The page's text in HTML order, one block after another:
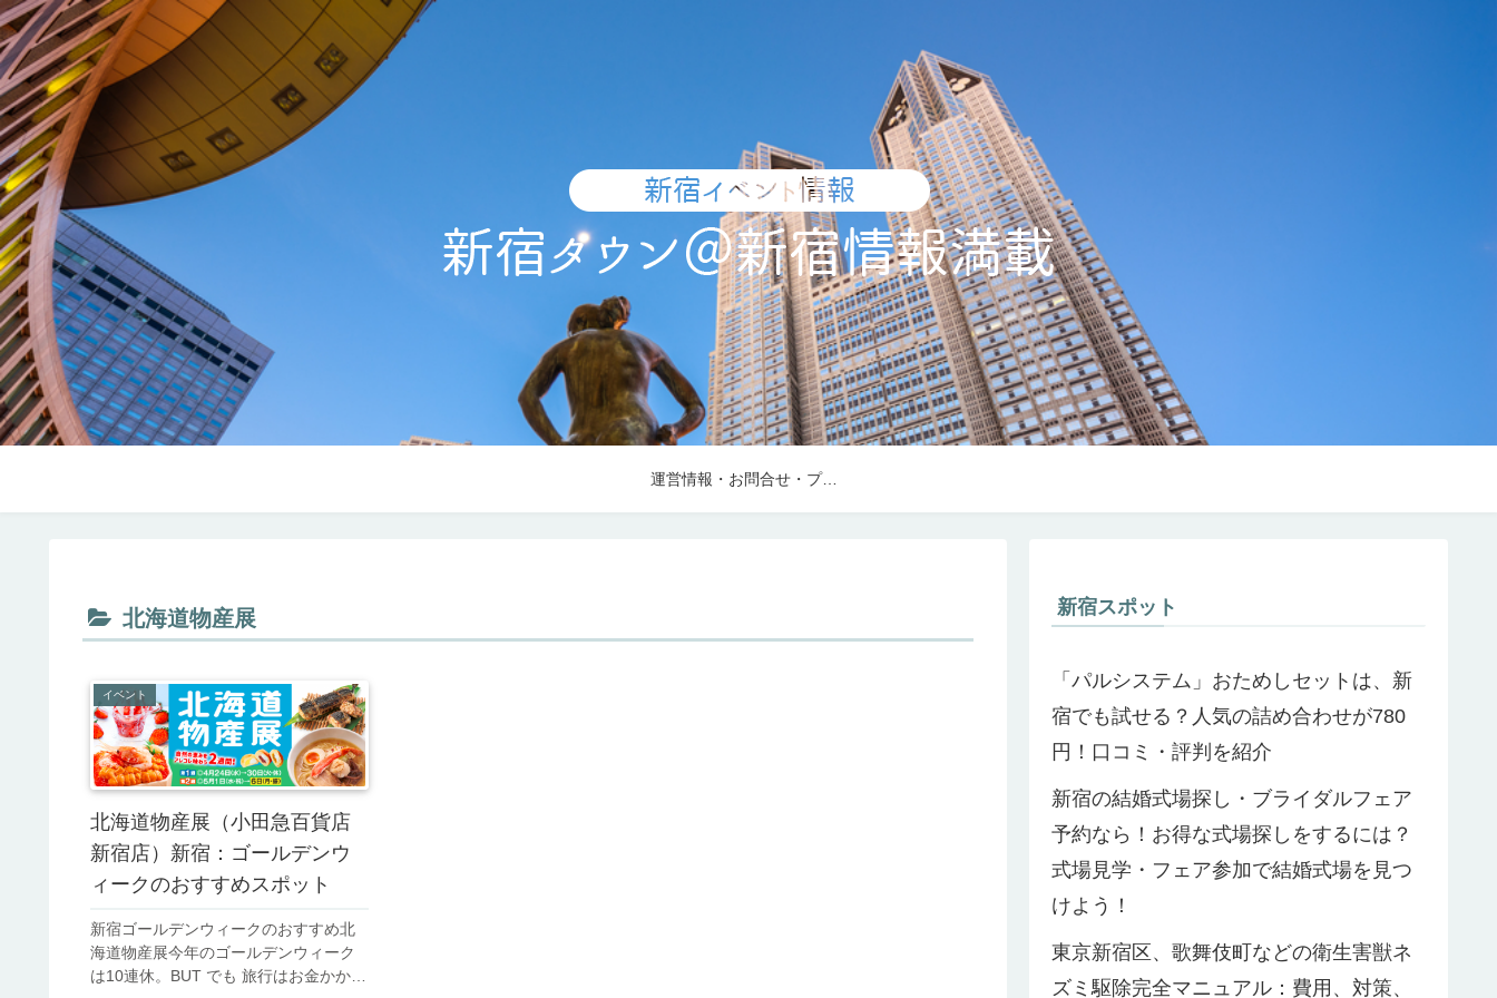
運営情報・お問合せ・プレスリリース受付・取材依頼について
北海道物産展
イベント
北海道物産展（小田急百貨店
新宿店）新宿：ゴールデンウ
ィークのおすすめスポット
新宿ゴールデンウィークのおすすめ北
海道物産展今年のゴールデンウィーク
は10連休。BUT でも 旅行はお金かかり
新宿スポット
「パルシステム」おためしセットは、新
宿でも試せる？人気の詰め合わせが780
円！口コミ・評判を紹介
新宿の結婚式場探し・ブライダルフェア
予約なら！お得な式場探しをするには？
式場見学・フェア参加で結婚式場を見つ
けよう！
東京新宿区、歌舞伎町などの衛生害獣ネ
ズミ駆除完全マニュアル：費用、対策、